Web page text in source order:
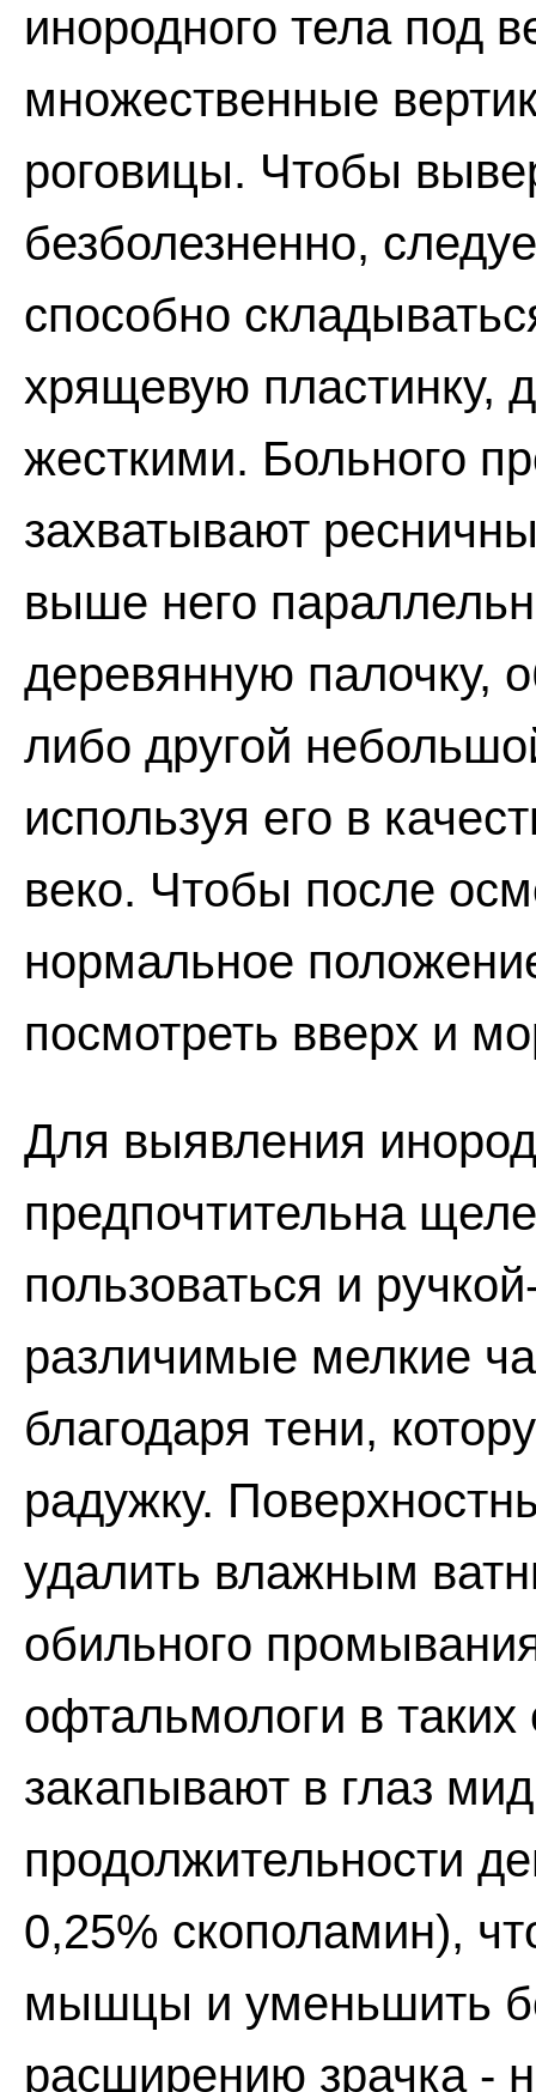
инородного тела под
множественные
роговицы. Чтобы
безболезненно,
способно
хрящевую
жесткими. Больного
захватывают
выше него
деревянную палочку,
либо другой
используя его в
веко. Чтобы после
нормальное
посмотреть вверх и
Для выявления
предпочтительна
пользоваться и
различимые мелкие
благодаря тени,
радужку.
удалить влажным
обильного
офтальмологи в таких
закапывают в глаз
продолжительности
0,25% скополамин),
мышцы и уменьшить
расширению зрачка -